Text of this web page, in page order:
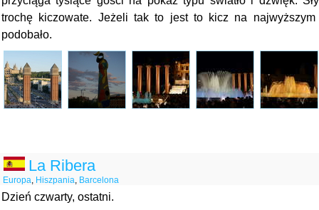
trochę kiczowate. Jeżeli tak to jest to kicz na
podobało.
La Ribera
Europa, Hiszpania, Barcelona
Dzień czwarty, ostatni.